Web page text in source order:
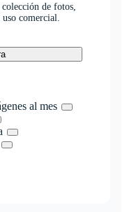
de fotos,
comercial.
al mes